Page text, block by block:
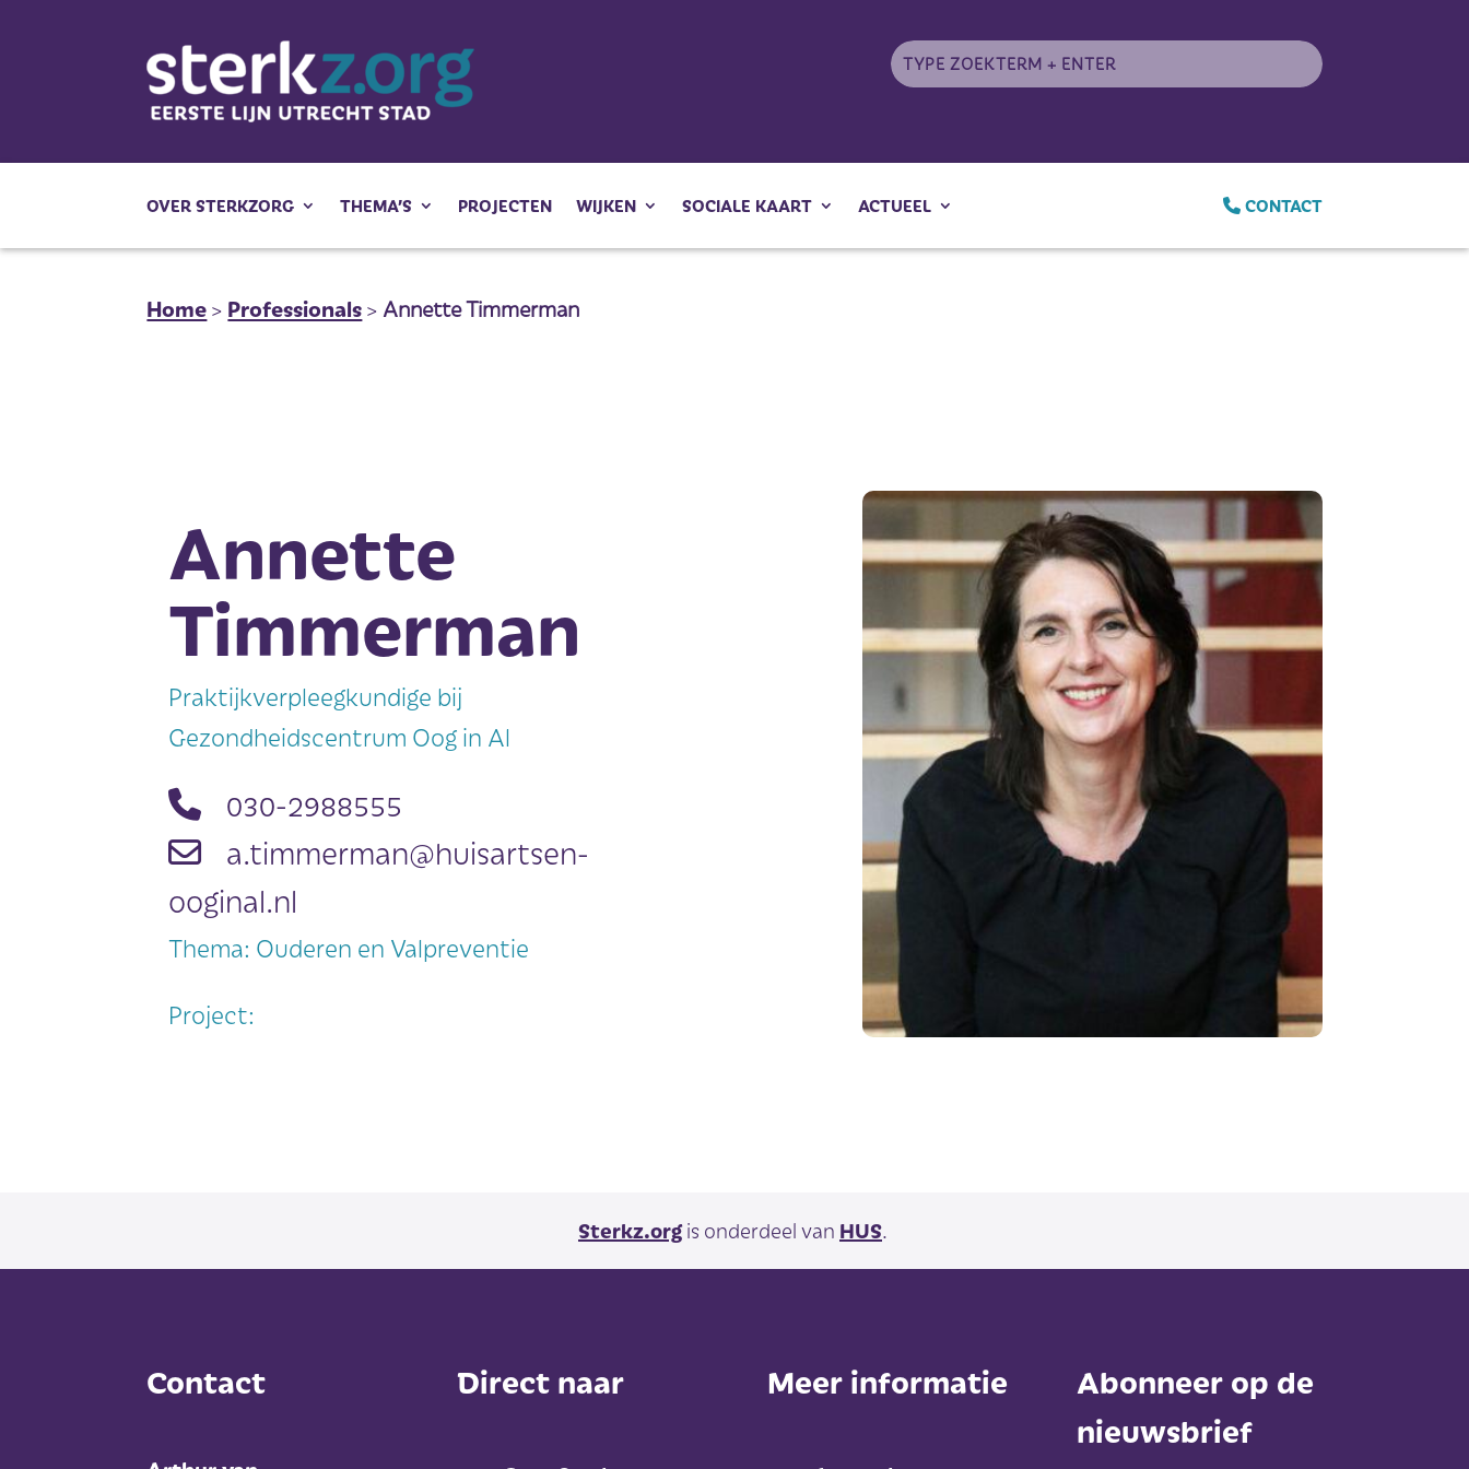
OVER STERKZORG THEMA’S PROJECTEN WIJKEN SOCIALE KAART ACTUEEL CONTACT
Home > Professionals > Annette Timmerman
Annette
Timmerman
Praktijkverpleegkundige bij
Gezondheidscentrum Oog in Al
030-2988555
a.timmerman@huisartsen-
ooginal.nl
Thema: Ouderen en Valpreventie
Project:
Sterkz.orgis onderdeel van HUS
Contact Direct naar Meer informatie
Abonneer op de
nieuwsbrief